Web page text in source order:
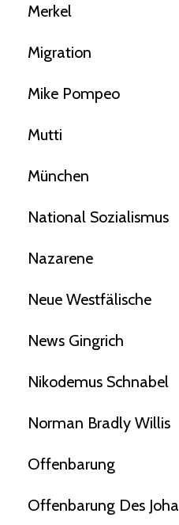
Merkel
Migration
Mike Pompeo
Mutti
München
National Sozialismus
Nazarene
Neue Westfälische
News Gingrich
Nikodemus Schnabel
Norman Bradly Willis
Offenbarung
Offenbarung Des